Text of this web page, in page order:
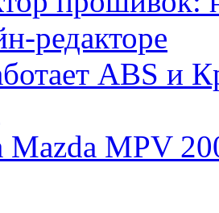
редакторе
ABS и
Mazda MPV